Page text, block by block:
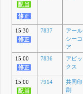
15:30 7837
アール
シーコ
ア
15:00 7836
アビッ
クス
15:00 7914
共同印
刷